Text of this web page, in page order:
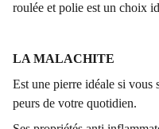
roulée et polie est un choix
LA MALACHITE
Est une pierre idéale si vous
peurs de votre quotidien.